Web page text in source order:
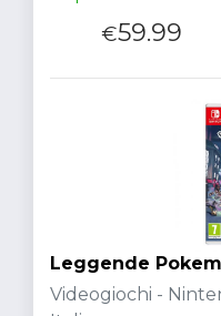
€59.99
Leggende
Videogiochi -